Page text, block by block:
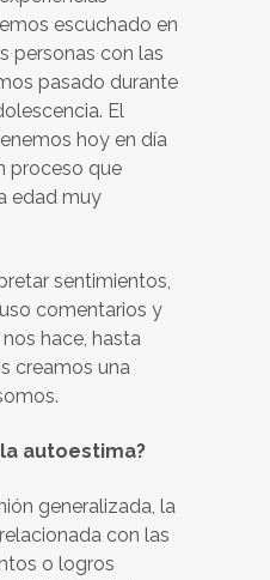
escuchado en
personas con las
pasado durante
El
hoy en día
proceso que
edad muy
sentimientos,
comentarios y
hace, hasta
creamos una
autoestima?
generalizada, la
con las
o logros